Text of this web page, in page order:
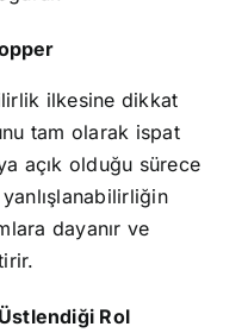
ilkesine dikkat
tam olarak ispat
açık olduğu sürece
dayanır ve
Rol